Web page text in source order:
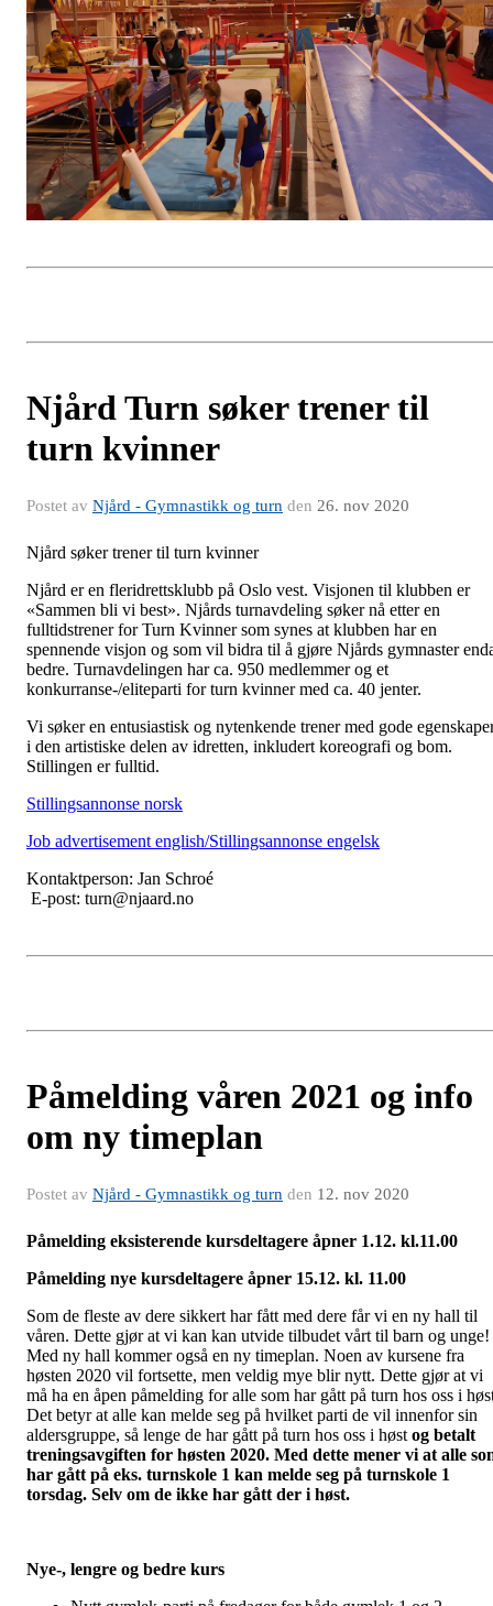
Njård Turn søker trener til
turn kvinner
Postet av Njård - Gymnastikk og turn den 26. nov 2020
Njård søker trener til turn kvinner
Njård er en fleridrettsklubb på Oslo vest. Visjonen til klubben er
«Sammen bli vi best». Njårds turnavdeling søker nå etter en
fulltidstrener for Turn Kvinner som synes at klubben har en
spennende visjon og som vil bidra til å gjøre Njårds gymnaster
bedre. Turnavdelingen har ca. 950 medlemmer og et
konkurranse-/eliteparti for turn kvinner med ca. 40 jenter.
Vi søker en entusiastisk og nytenkende trener med gode
i den artistiske delen av idretten, inkludert koreografi og bom.
Stillingen er fulltid.
Stillingsannonse norsk
Job advertisement english/Stillingsannonse engelsk
Kontaktperson: Jan Schroé
E-post: turn@njaard.no
Påmelding våren 2021 og info
om ny timeplan
Postet av Njård - Gymnastikk og turn den 12. nov 2020
Påmelding eksisterende kursdeltagere åpner 1.12. kl.11.00
Påmelding nye kursdeltagere åpner 15.12. kl. 11.00
Som de fleste av dere sikkert har fått med dere får vi en ny hall til
våren. Dette gjør at vi kan kan utvide tilbudet vårt til barn og unge!
Med ny hall kommer også en ny timeplan. Noen av kursene fra
høsten 2020 vil fortsette, men veldig mye blir nytt. Dette gjør at vi
må ha en åpen påmelding for alle som har gått på turn hos oss i
Det betyr at alle kan melde seg på hvilket parti de vil innenfor sin
aldersgruppe, så lenge de har gått på turn hos oss i høst og betalt
treningsavgiften for høsten 2020. Med dette mener vi at alle
har gått på eks. turnskole 1 kan melde seg på turnskole 1
torsdag. Selv om de ikke har gått der i høst.
Nye-, lengre og bedre kurs